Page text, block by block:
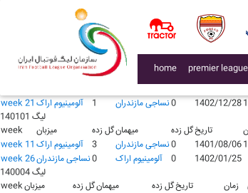
home premier league
گل زده تاریخ
آلومينيوم اراک 1 نساجی مازندران1 1403/06/01
نساجی مازندران1 آلومينيوم اراک
لیگ 140201
گل زده گل زده تاریخ
week 21 آلومينيوم اراک 1 نساجی مازندران0 1402/12/28
لیگ 140101
week
میزبان گل زدهمیهمان گل زدهتاریخ
week 11 آلومينيوم اراک 3 نساجی مازندران0 1401/08/06
week 26نساجی مازندران0 آلومينيوم اراک 0
1402/01/25
لیگ 140004
weekمیزبان گل زدهمیهمان گل زدهتاریخ زمان